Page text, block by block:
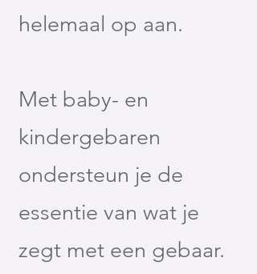
helemaal op aan.
Met baby- en
kindergebaren
ondersteun je de
essentie van wat je
zegt met een gebaar.